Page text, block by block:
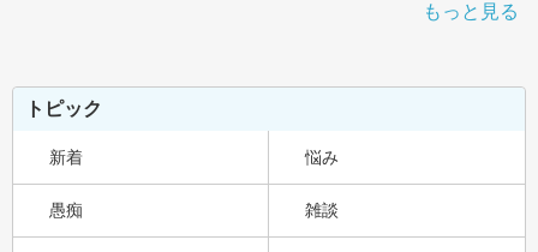
もっと見る
トピック
新着 悩み
愚痴 雑談